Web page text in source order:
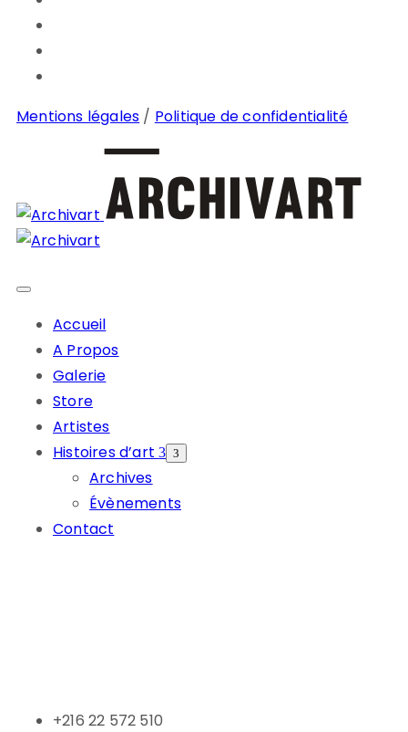
Mentions légales / Politique de confidentialité
Accueil
A Propos
Galerie
Store
Artistes
Histoires d’art
Archives
Évènements
Contact
+216 22 572 510